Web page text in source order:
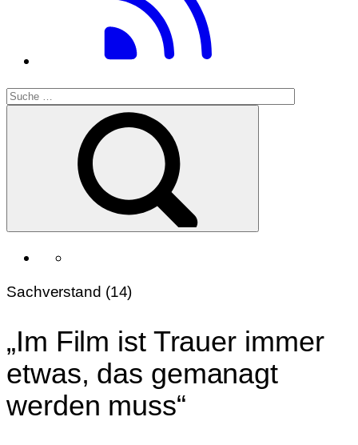
Sachverstand (14)
„Im Film ist Trauer immer
etwas, das gemanagt
werden muss“